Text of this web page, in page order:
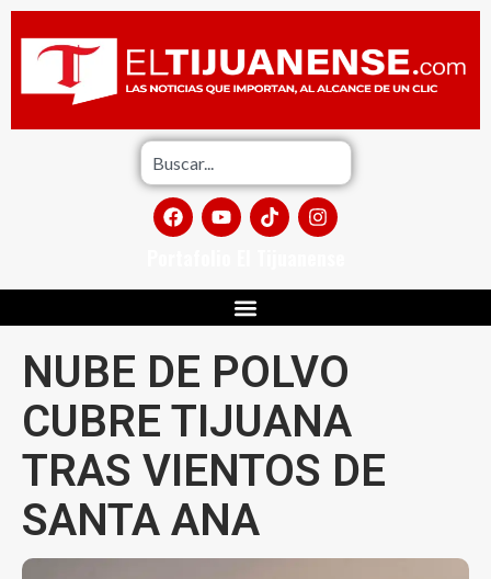
NUBE DE POLVO
CUBRE TIJUANA
TRAS VIENTOS DE
SANTA ANA